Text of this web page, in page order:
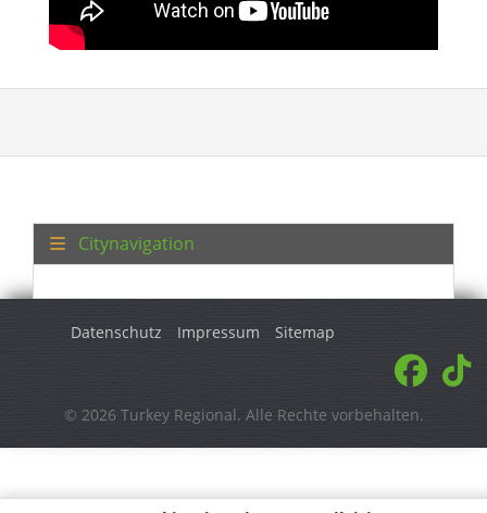
Datenschutz Impressum Sitemap
© 2026 Turkey Regional. Alle Rechte vorbehalten.